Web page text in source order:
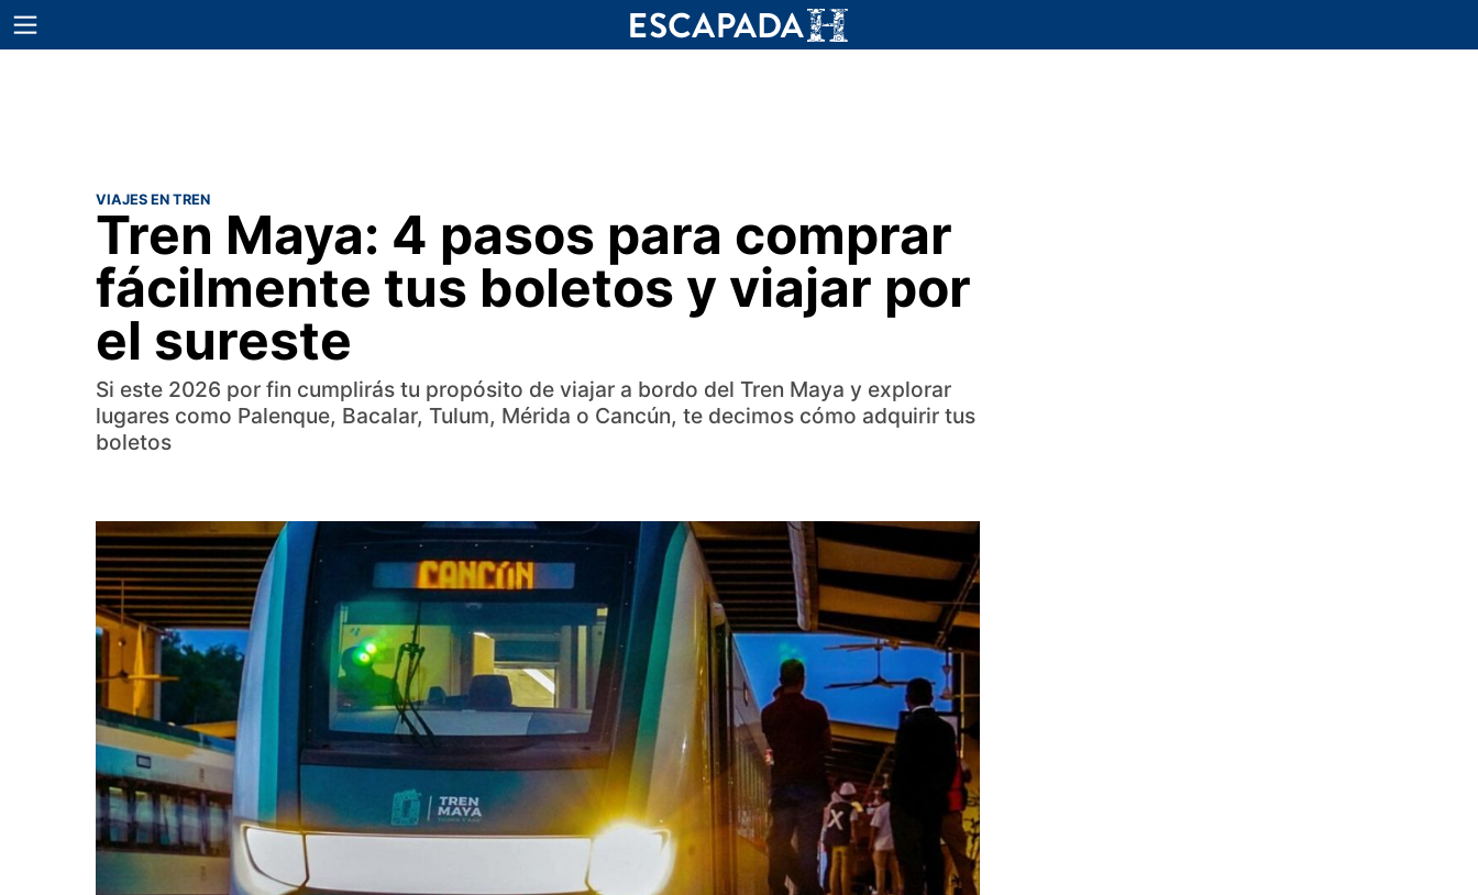
VIAJES EN TREN
Tren Maya: 4 pasos para comprar
fácilmente tus boletos y viajar por
el sureste
Si este 2026 por fin cumplirás tu propósito de viajar a bordo del Tren Maya y explorar
lugares como Palenque, Bacalar, Tulum, Mérida o Cancún, te decimos cómo adquirir tus
boletos